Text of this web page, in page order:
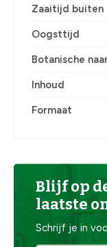
Zaaitijd buiten
Oogsttijd
Botanische
Inhoud
Formaat
Blijf op
laatste
Schrijf je in